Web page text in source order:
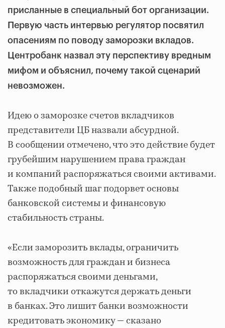
присланные в специальный бот организации.
Первую часть интервью регулятор посвятил
опасениям по поводу заморозки вкладов.
Центробанк назвал эту перспективу вредным
мифом и объяснил, почему такой сценарий
невозможен.
Идею о заморозке счетов вкладчиков
представители ЦБ назвали абсурдной.
В сообщении отмечено, что это действие будет
грубейшим нарушением права граждан
и компаний распоряжаться своими активами.
Также подобный шаг подорвет основы
банковской системы и финансовую
стабильность страны.
«Если заморозить вклады, ограничить
возможность для граждан и бизнеса
распоряжаться своими деньгами,
то вкладчики откажутся держать деньги
в банках. Это лишит банки возможности
кредитовать экономику — сказано